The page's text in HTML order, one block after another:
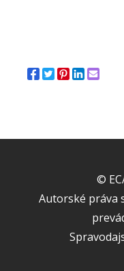
©
Autorské práva